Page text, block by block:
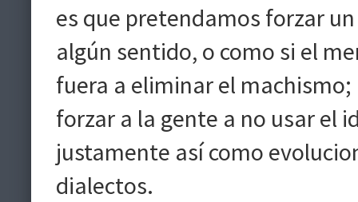
es que pretendamos forzar
algún sentido, o como si el
fuera a eliminar el
forzar a la gente a no usar el
justamente así como
dialectos.